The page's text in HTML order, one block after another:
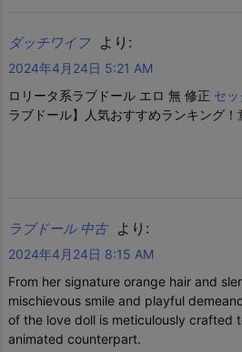
ダッチワイフ より:
2024年4月24日 5:21 AM
ロリータ系ラブドール エロ 無 修正 セ
ラブドール】人気おすすめランキング
ラブドール 中古 より:
2024年4月24日 8:15 AM
From her signature orange hair and
mischievous smile and playful
of the love doll is meticulously crafted
animated counterpart.